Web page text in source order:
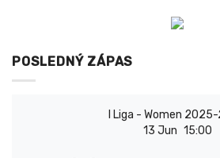
POSLEDNÝ ZÁPAS
I Liga - Women
13 Jun 15:00